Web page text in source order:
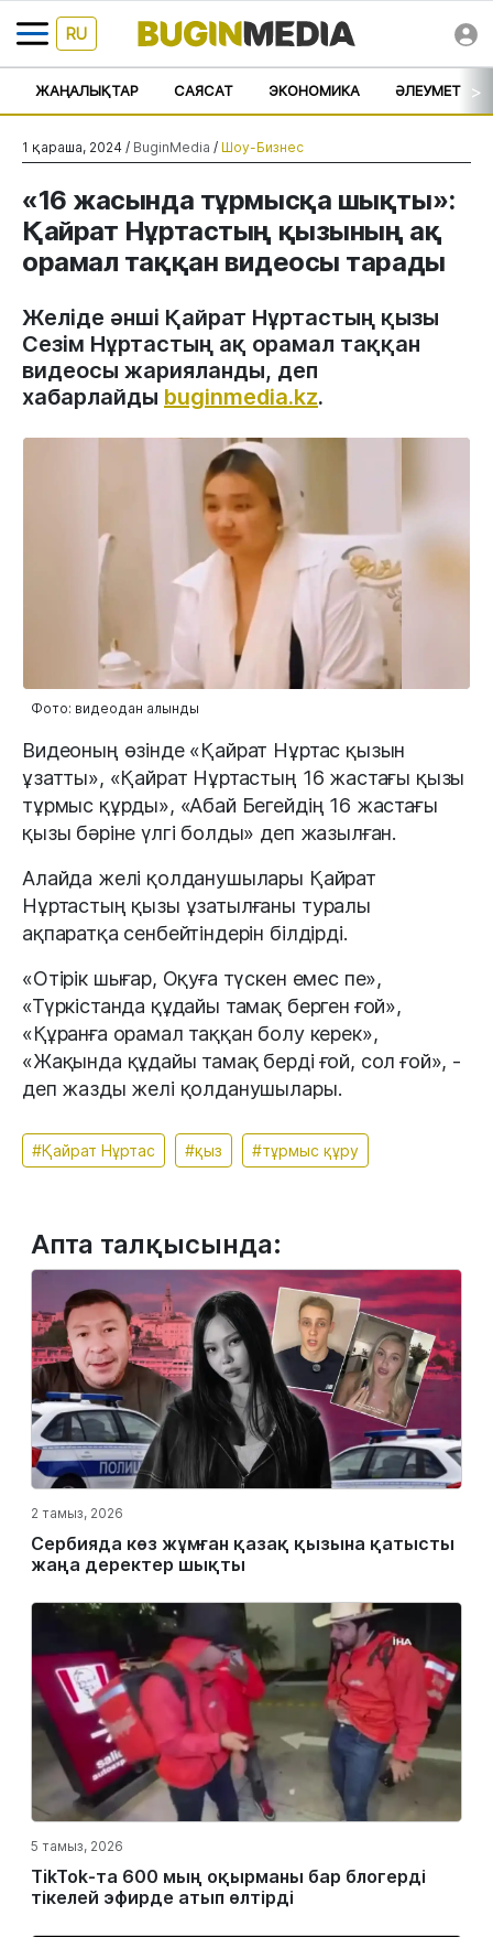
RU
ЖАҢАЛЫҚТАР САЯСАТ ЭКОНОМИКА ӘЛЕУМЕТ >
1 қараша, 2024 / BuginMedia / Шоу-Бизнес
«16 жасында тұрмысқа шықты»:
Қайрат Нұртастың қызының ақ
орамал таққан видеосы тарады
Желіде әнші Қайрат Нұртастың қызы
Сезім Нұртастың ақ орамал таққан
видеосы жарияланды, деп
хабарлайды buginmedia.kz.
Фото: видеодан алынды
Видеоның өзінде «Қайрат Нұртас қызын
ұзатты», «Қайрат Нұртастың 16 жастағы қызы
тұрмыс құрды», «Абай Бегейдің 16 жастағы
қызы бәріне үлгі болды» деп жазылған.
Алайда желі қолданушылары Қайрат
Нұртастың қызы ұзатылғаны туралы
ақпаратқа сенбейтіндерін білдірді.
«Отірік шығар, Оқуға түскен емес пе»,
«Түркістанда құдайы тамақ берген ғой»,
«Құранға орамал таққан болу керек»,
«Жақында құдайы тамақ берді ғой, сол ғой», -
деп жазды желі қолданушылары.
#Қайрат Нұртас #қыз #тұрмыс құру
Апта талқысында:
2 тамыз, 2026
Сербияда көз жұмған қазақ қызына қатысты
жаңа деректер шықты
5 тамыз, 2026
TikTok-та 600 мың оқырманы бар блогерді
тікелей эфирде атып өлтірді